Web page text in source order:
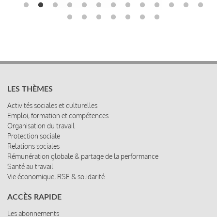
LES THÈMES
Activités sociales et culturelles
Emploi, formation et compétences
Organisation du travail
Protection sociale
Relations sociales
Rémunération globale & partage de la performance
Santé au travail
Vie économique, RSE & solidarité
ACCÈS RAPIDE
Les abonnements